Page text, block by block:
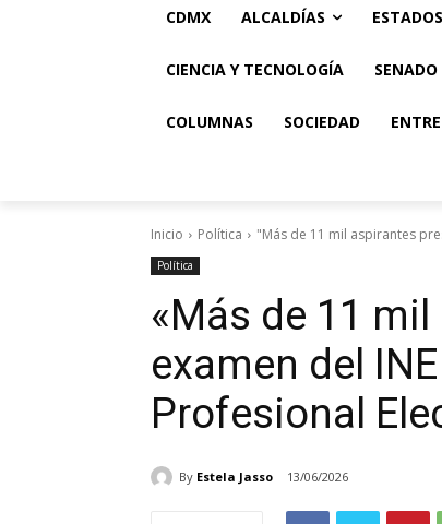
CDMX ALCALDÍAS ESTADOS
CIENCIA Y TECNOLOGÍA SENADO
COLUMNAS SOCIEDAD
Inicio Política "Más de 11 mil aspirantes
Política
«Más de 11
examen del
Profesional
By Estela Jasso 13/06/2026